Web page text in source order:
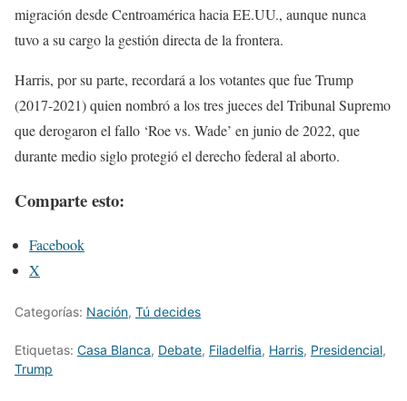
migración desde Centroamérica hacia EE.UU., aunque nunca
tuvo a su cargo la gestión directa de la frontera.
Harris, por su parte, recordará a los votantes que fue Trump
(2017-2021) quien nombró a los tres jueces del Tribunal Supremo
que derogaron el fallo ‘Roe vs. Wade’ en junio de 2022, que
durante medio siglo protegió el derecho federal al aborto.
Comparte esto:
Facebook
X
Categorías: Nación, Tú decides
Etiquetas: Casa Blanca, Debate, Filadelfia, Harris, Presidencial,
Trump